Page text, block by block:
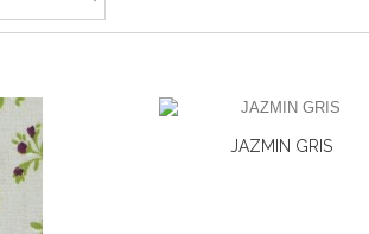
JAZMIN GRIS